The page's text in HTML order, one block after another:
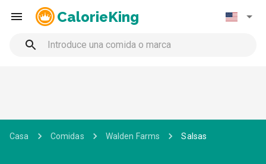
CalorieKing
Casa Comidas Walden Farms Salsas